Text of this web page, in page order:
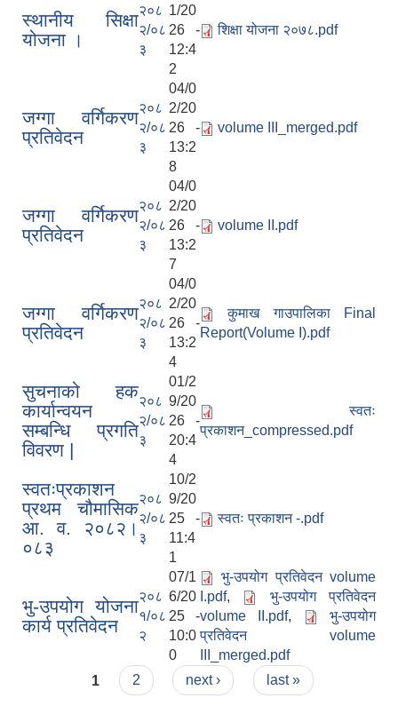
स्थानीय सिक्षा
योजना ।
२०८
२/०८
३
1/20
26 -
12:4
2
शिक्षा योजना २०७८.pdf
जग्गा वर्गिकरण
प्रतिवेदन
२०८
२/०८
३
04/0
2/20
26 -
13:2
8
volume III_merged.pdf
जग्गा वर्गिकरण
प्रतिवेदन
२०८
२/०८
३
04/0
2/20
26 -
13:2
7
volume II.pdf
जग्गा वर्गिकरण
प्रतिवेदन
२०८
२/०८
३
04/0
2/20
26 -
13:2
4
कुमाख गाउपालिका Final
Report(Volume I).pdf
सुचनाको हक
कार्यान्वयन
सम्बन्धि प्रगति
विवरण |
२०८
२/०८
३
01/2
9/20
26 -
20:4
4
स्वतः
प्रकाशन_compressed.pdf
स्वतःप्रकाशन
प्रथम चौमासिक
आ. व. २०८२।
०८३
२०८
२/०८
३
10/2
9/20
25 -
11:4
1
स्वतः प्रकाशन -.pdf
भु-उपयोग योजना
कार्य प्रतिवेदन
२०८
१/०८
२
07/1
6/20
25 -
10:0
0
भु-उपयोग प्रतिवेदन volume
I.pdf,
भु-उपयोग प्रतिवेदन
volume II.pdf,
भु-उपयोग
प्रतिवेदन volume
III_merged.pdf
Pages
1 2 next › last »